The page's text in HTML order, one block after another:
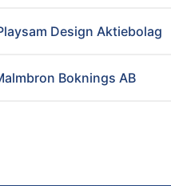
Design Aktiebolag
Boknings AB